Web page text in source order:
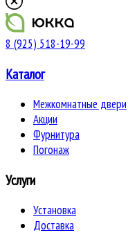
8 (925) 518-19-99
Каталог
Межкомнатные двери
Акции
Фурнитура
Погонаж
Услуги
Установка
Доставка